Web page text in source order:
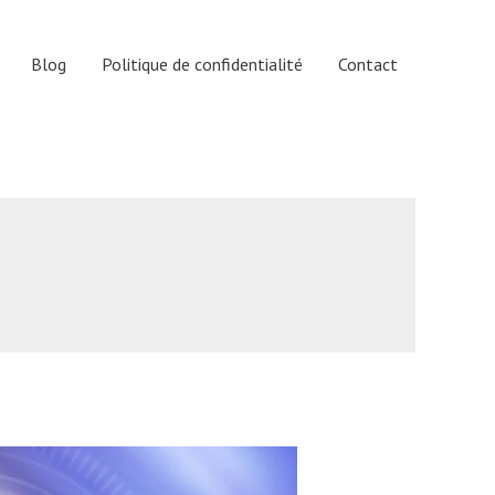
Blog Politique de confidentialité Contact